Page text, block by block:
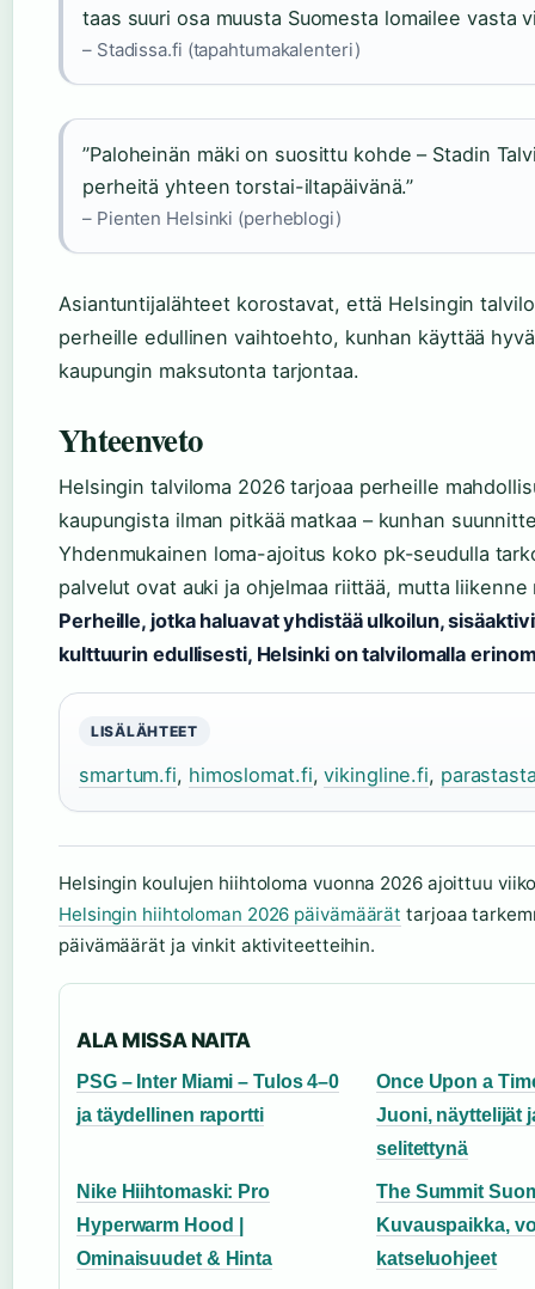
taas suuri osa muusta Suomesta lomailee vasta
– Stadissa.fi (tapahtumakalenteri)
”Paloheinän mäki on suosittu kohde – Stadin
perheitä yhteen torstai-iltapäivänä.”
– Pienten Helsinki (perheblogi)
Asiantuntijalähteet korostavat, että Helsingin
perheille edullinen vaihtoehto, kunhan käyttää
kaupungin maksutonta tarjontaa.
Yhteenveto
Helsingin talviloma 2026 tarjoaa perheille
kaupungista ilman pitkää matkaa – kunhan
Yhdenmukainen loma-ajoitus koko pk-seudulla
palvelut ovat auki ja ohjelmaa riittää, mutta liikenne
Perheille, jotka haluavat yhdistää ulkoilun,
kulttuurin edullisesti, Helsinki on talvilomalla
LISÄLÄHTEET
smartum.fi, himoslomat.fi,vikingline.fi,
Helsingin koulujen hiihtoloma vuonna 2026 ajoittuu
Helsingin hiihtoloman 2026 päivämäärät tarjoaa
päivämäärät ja vinkit aktiviteetteihin.
ALA MISSA NAITA
PSG – Inter Miami – Tulos 4–0
ja täydellinen raportti
Once Upon a
Juoni, näyttelijät
selitettynä
Nike Hiihtomaski: Pro
Hyperwarm Hood |
Ominaisuudet & Hinta
The Summit
Kuvauspaikka,
katseluohjeet